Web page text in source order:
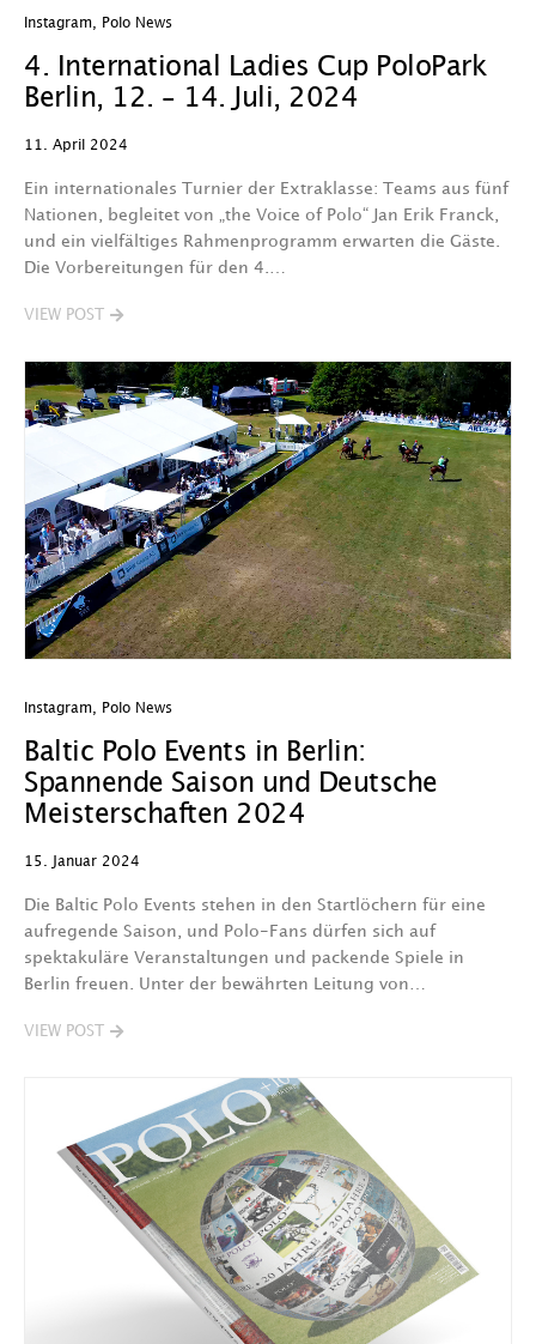
Instagram Polo News
4. International Ladies Cup PoloPark
Berlin, 12. – 14. Juli, 2024
11. April 2024
Ein internationales Turnier der Extraklasse: Teams aus fünf
Nationen, begleitet von „the Voice of Polo“ Jan Erik Franck,
und ein vielfältiges Rahmenprogramm erwarten die Gäste.
Die Vorbereitungen für den 4.…
VIEW POST
Instagram Polo News
Baltic Polo Events in Berlin:
Spannende Saison und Deutsche
Meisterschaften 2024
15. Januar 2024
Die Baltic Polo Events stehen in den Startlöchern für eine
aufregende Saison, und Polo-Fans dürfen sich auf
spektakuläre Veranstaltungen und packende Spiele in
Berlin freuen. Unter der bewährten Leitung von…
VIEW POST